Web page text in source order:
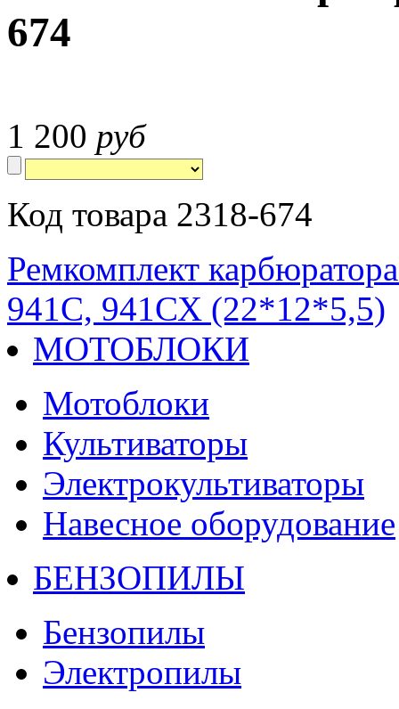
674
1 200 руб
Код товара 2318-674
Ремкомплект
941С, 941СХ (22*12*5,5)
МОТОБЛОКИ
Мотоблоки
Культиваторы
Электрокультиваторы
Навесное оборудование
БЕНЗОПИЛЫ
Бензопилы
Электропилы